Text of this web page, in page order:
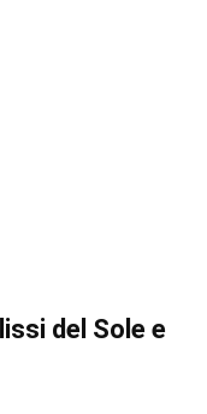
del Sole e